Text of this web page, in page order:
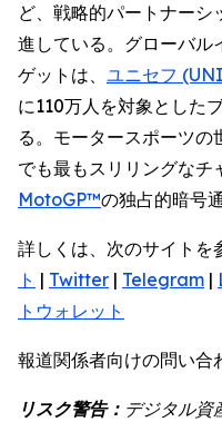
ど、戦略的パートナー
進している。グローバル
ゲットは、 ユニセフ
に110万人を対象とした
る。モータースポーツ
でも最もスリリングなチ
MotoGP™の独占的暗号
詳しくは、次のサイトを
ト | Twitter | Telegram |
トウォレット
報道関係者向けの問い合
リスク警告： デジタル資